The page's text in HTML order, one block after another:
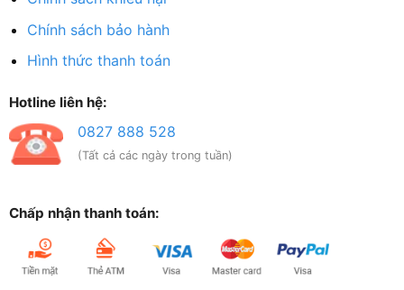
Chính sách bảo hành
Hình thức thanh toán
Hotline liên hệ:
0827 888 528
(Tất cả các ngày trong tuần)
Chấp nhận thanh toán: